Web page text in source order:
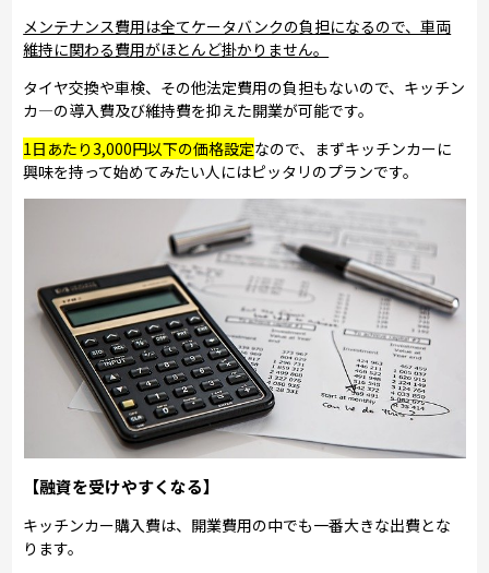
メンテナンス費用は全てケータバンクの負担になるので、車両
維持に関わる費用がほとんど掛かりません。
タイヤ交換や車検、その他法定費用の負担もないので、キッチン
カ―の導入費及び維持費を抑えた開業が可能です。
1日あたり3,000円以下の価格設定なので、まずキッチンカーに
興味を持って始めてみたい人にはピッタリのプランです。
【融資を受けやすくなる】
キッチンカー購入費は、開業費用の中でも一番大きな出費とな
ります。